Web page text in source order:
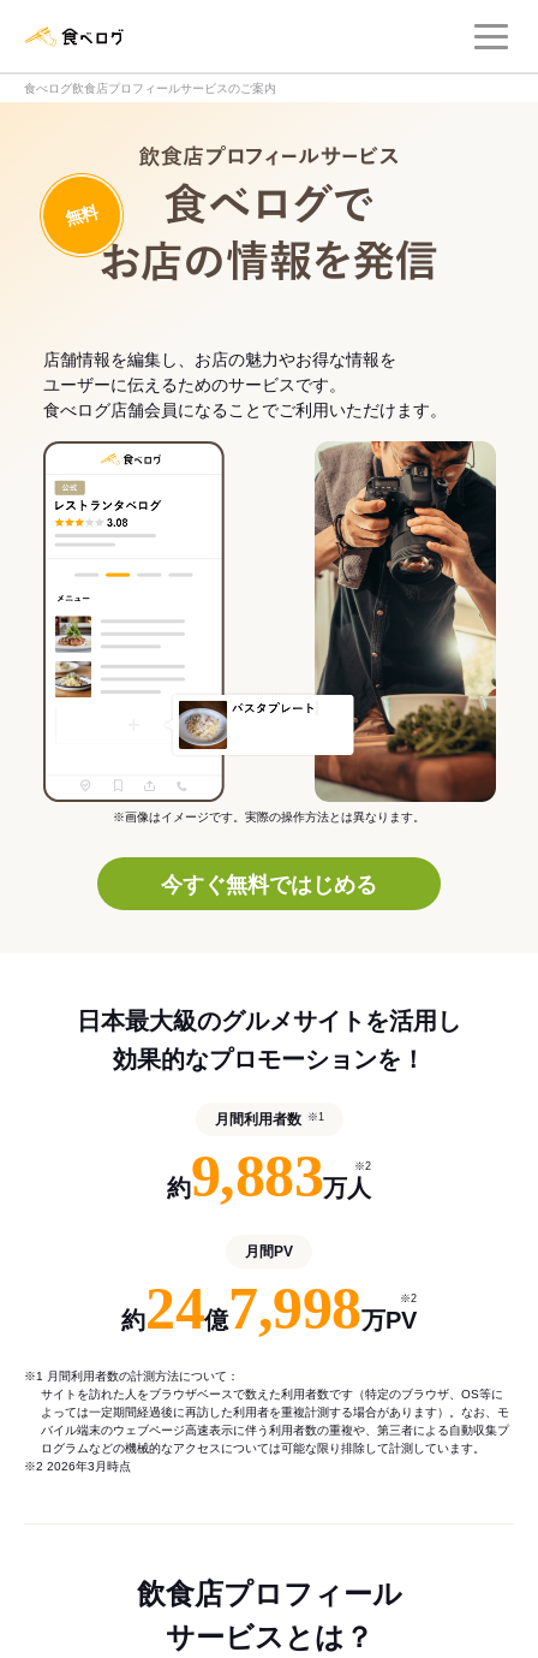
食べログ飲食店プロフィールサービスのご案内
無料
店舗情報を編集し、お店の魅力やお得な情報を
ユーザーに伝えるためのサービスです。
食べログ店舗会員になることでご利用いただけます。
※画像はイメージです。実際の操作方法とは異なります。
今すぐ無料ではじめる
日本最大級のグルメサイトを活用し
効果的なプロモーションを！
月間利用者数 ※1
約9,883万人
※2
月間PV
約24億7,998万PV
※2
※1 月間利用者数の計測方法について：
サイトを訪れた人をブラウザベースで数えた利用者数です（特定のブラウザ、OS等に
よっては一定期間経過後に再訪した利用者を重複計測する場合があります）。なお、モ
バイル端末のウェブページ高速表示に伴う利用者数の重複や、第三者による自動収集プ
ログラムなどの機械的なアクセスについては可能な限り排除して計測しています。
※2 2026年3月時点
飲食店プロフィール
サービスとは？